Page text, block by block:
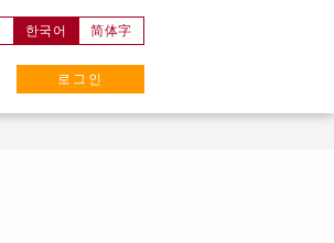
한국어 简体字
로그인